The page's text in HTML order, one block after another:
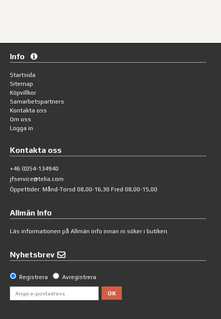
Info
Startsida
Sitemap
Köpvillkor
Samarbetspartners
Kontakta oss
Om oss
Logga in
Kontakta oss
+46 (0)54-134940
jfservice@telia.com
Öppettider: Månd-Torsd 08,00-16,30 Fred 08,00-15,00
Allmän Info
Läs informationen på Allmän info innan ni söker i butiken.
Nyhetsbrev
Registrera Avregistrera
OK